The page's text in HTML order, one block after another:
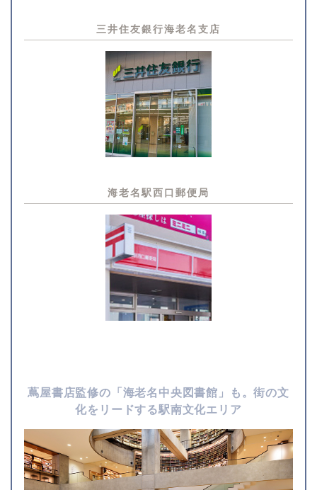
三井住友銀行海老名支店
海老名駅西口郵便局
蔦屋書店監修の「海老名中央図書館」も。街の文
化をリードする駅南文化エリア